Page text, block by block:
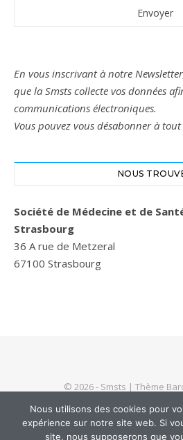
En vous inscrivant à notre
que la Smsts collecte vos données
communications électroniques.
Vous pouvez vous désabonner à
NOUS
Société de Médecine et de
Strasbourg
36 A rue de Metzeral
67100 Strasbourg
© 2026 - Smsts | Thème
HAUT DE
Nous utilisons des cookies pour
expérience sur notre site web. Si
site, nous supposerons que